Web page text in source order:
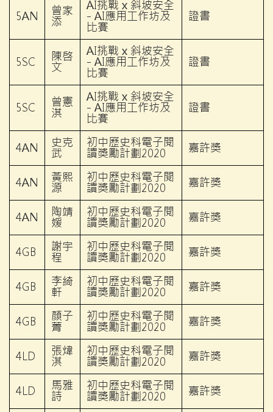
5AN 曾家
添
AI挑戰 x 斜坡安全
- AI應用工作坊及
比賽
證書
5SC 陳啓
文
AI挑戰 x 斜坡安全
- AI應用工作坊及
比賽
證書
5SC 曾憲
淇
AI挑戰 x 斜坡安全
- AI應用工作坊及
比賽
證書
4AN 史克
武
初中歷史科電子閱
讀獎勵計劃2020 嘉許獎
4AN 黃熙
源
初中歷史科電子閱
讀獎勵計劃2020 嘉許獎
4AN 陶靖
媛
初中歷史科電子閱
讀獎勵計劃2020 嘉許獎
4GB 謝宇
程
初中歷史科電子閱
讀獎勵計劃2020 嘉許獎
4GB 李綺
軒
初中歷史科電子閱
讀獎勵計劃2020 嘉許獎
4GB 顏子
菁
初中歷史科電子閱
讀獎勵計劃2020 嘉許獎
4LD 張煒
淇
初中歷史科電子閱
讀獎勵計劃2020 嘉許獎
4LD 馬雅
詩
初中歷史科電子閱
讀獎勵計劃2020 嘉許獎